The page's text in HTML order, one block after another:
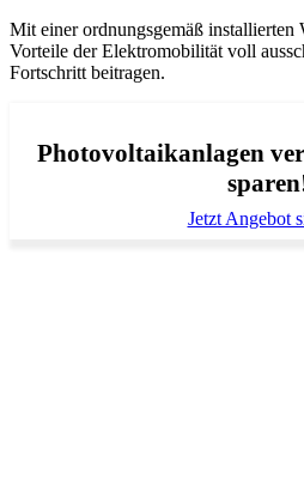
Mit einer ordnungsgemäß installierten
Vorteile der Elektromobilität voll
Fortschritt beitragen.
Photovoltaikanlagen
Jetzt Angebot